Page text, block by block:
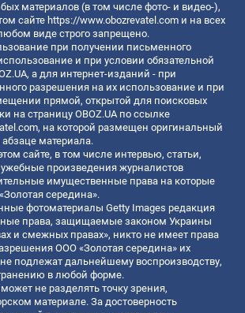
материалов (в том числе фото- и видео-),
сайте https://www.obozrevatel.com и на всех
виде строго запрещено.
при получении письменного
и при условии обязательной
а для интернет-изданий - при
разрешения на их использование и при
прямой, открытой для поисковых
на страницу OBOZ.UA по ссылке
, на которой размещен оригинальный
материала.
сайте, в том числе интервью, статьи,
произведения журналистов
имущественные права на которые
середина».
фотоматериалы Getty Images редакция
права, защищаемые законом Украины
и смежных правах», никто не имеет права
ООО «Золотая середина» их
подлежат дальнейшему воспроизводству,
в любой форме.
не разделять точку зрения,
материале. За достоверность